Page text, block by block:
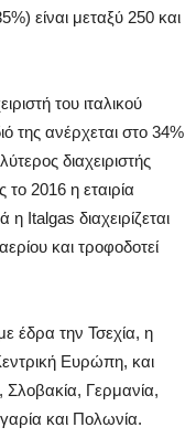
είναι μεταξύ 250 και
του ιταλικού
της ανέρχεται στο 34%
διαχειριστής
2016 η εταιρία
η Italgas διαχειρίζεται
και τροφοδοτεί
έδρα την Τσεχία, η
Ευρώπη, και
Σλοβακία, Γερμανία,
και Πολωνία.